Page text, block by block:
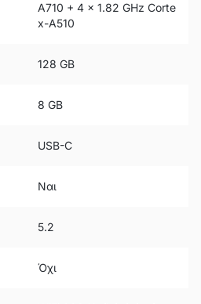
A710 + 4 x 1.82 GHz Corte
x-A510
128 GB
8 GB
USB-C
Ναι
5.2
Όχι